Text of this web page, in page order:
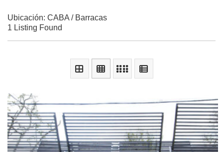
Ubicación: CABA / Barracas
1 Listing Found